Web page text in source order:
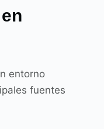
entorno
fuentes